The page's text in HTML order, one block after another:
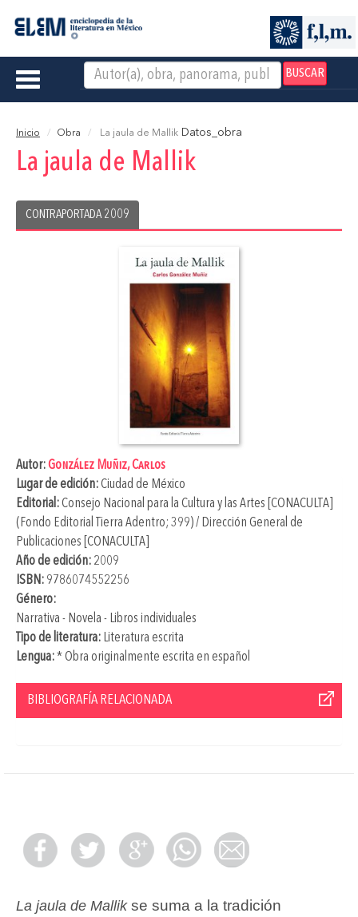
BUSCAR
Toggle
Inicio Obra La jaula de Mallik Datos_obra
La jaula de Mallik
CONTRAPORTADA 2009
Autor:González Muñiz, Carlos
Lugar de edición:Ciudad de México
Editorial:Consejo Nacional para la Cultura y las Artes [CONACULTA]
(Fondo Editorial Tierra Adentro; 399) / Dirección General de
Publicaciones [CONACULTA]
Año de edición: 2009
ISBN: 9786074552256
Género:
Narrativa - Novela - Libros individuales
Tipo de literatura: Literatura escrita
Lengua:* Obra originalmente escrita en español
BIBLIOGRAFÍA RELACIONADA
La jaula de Mallikse suma a la tradición